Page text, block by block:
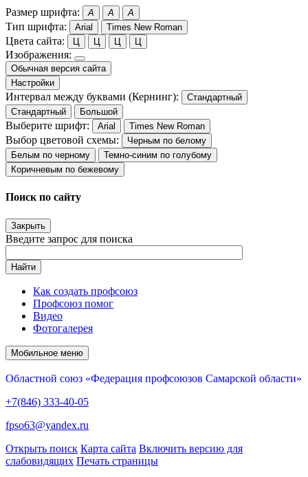
Размер шрифта: A A A
Тип шрифта: Arial Times New Roman
Цвета сайта: Ц Ц Ц Ц
Изображения:
Обычная версия сайта
Настройки
Интервал между буквами (Кернинг):
Стандартный
Стандартный
Большой
Выберите шрифт: Arial Times New Roman
Выбор цветовой схемы:
Черным по белому
Белым по черному
Темно-синим по голубому
Коричневым по бежевому
Поиск по сайту
Закрыть
Введите запрос для поиска
Найти
Как создать профсоюз
Профсоюз помог
Видео
Фотогалерея
Мобильное меню
Областной союз «Федерация профсоюзов Самарской области»
+7(846) 333-40-05
fpso63@yandex.ru
Открыть поиск Карта сайта Включить версию для
слабовидящих Печать страницы